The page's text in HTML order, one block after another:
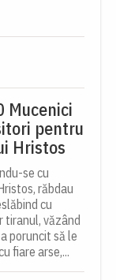
Mucenici
pentru
Hristos
se cu
răbdau
cu
tiranul, văzând
poruncit să le
fiare arse,...